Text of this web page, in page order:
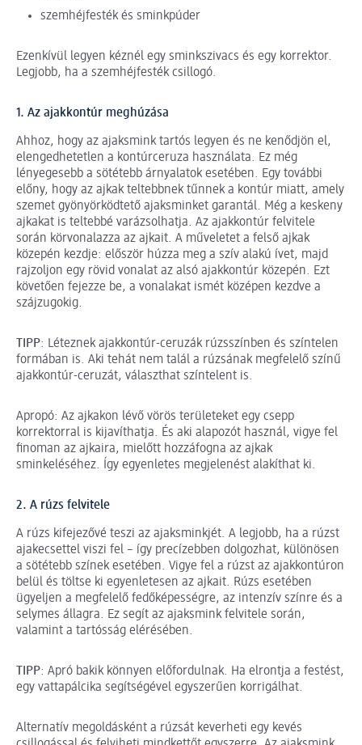
szemhéjfesték és sminkpúder
Ezenkívül legyen kéznél egy sminkszivacs és egy korrektor.
Legjobb, ha a szemhéjfesték csillogó.
1. Az ajakkontúr meghúzása
Ahhoz, hogy az ajaksmink tartós legyen és ne kenődjön el,
elengedhetetlen a kontúrceruza használata. Ez még
lényegesebb a sötétebb árnyalatok esetében. Egy további
előny, hogy az ajkak teltebbnek tűnnek a kontúr miatt, amely
szemet gyönyörködtető ajaksminket garantál. Még a keskeny
ajkakat is teltebbé varázsolhatja. Az ajakkontúr felvitele
során körvonalazza az ajkait. A műveletet a felső ajkak
közepén kezdje: először húzza meg a szív alakú ívet, majd
rajzoljon egy rövid vonalat az alsó ajakkontúr közepén. Ezt
követően fejezze be, a vonalakat ismét középen kezdve a
szájzugokig.
TIPP: Léteznek ajakkontúr-ceruzák rúzsszínben és színtelen
formában is. Aki tehát nem talál a rúzsának megfelelő színű
ajakkontúr-ceruzát, választhat színtelent is.
Apropó: Az ajkakon lévő vörös területeket egy csepp
korrektorral is kijavíthatja. És aki alapozót használ, vigye fel
finoman az ajkaira, mielőtt hozzáfogna az ajkak
sminkeléséhez. Így egyenletes megjelenést alakíthat ki.
2. A rúzs felvitele
A rúzs kifejezővé teszi az ajaksminkjét. A legjobb, ha a rúzst
ajakecsettel viszi fel – így precízebben dolgozhat, különösen
a sötétebb színek esetében. Vigye fel a rúzst az ajakkontúron
belül és töltse ki egyenletesen az ajkait. Rúzs esetében
ügyeljen a megfelelő fedőképességre, az intenzív színre és a
selymes állagra. Ez segít az ajaksmink felvitele során,
valamint a tartósság elérésében.
TIPP: Apró bakik könnyen előfordulnak. Ha elrontja a festést,
egy vattapálcika segítségével egyszerűen korrigálhat.
Alternatív megoldásként a rúzsát keverheti egy kevés